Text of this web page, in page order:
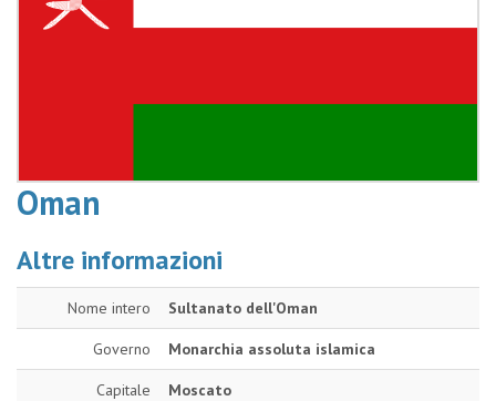
Oman
Altre informazioni
Nome intero Sultanato dell'Oman
Governo Monarchia assoluta islamica
Capitale Moscato